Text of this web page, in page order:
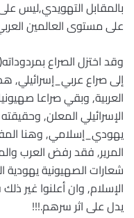
بالمقابل
على مستوى العالمين
وقد اختزل الصراع
إلى صراع عربي_إسرائيلي,
العربية, وبقي صراعا
الإسرائيلي المعلن, وحقيقته
يهودي_إسلامي, وهنا
المرير, فقد رفض العرب
شعارات الصهيونية
الإسلام, وان أعلنوا غير
يدل على اثر سرهم.!!!